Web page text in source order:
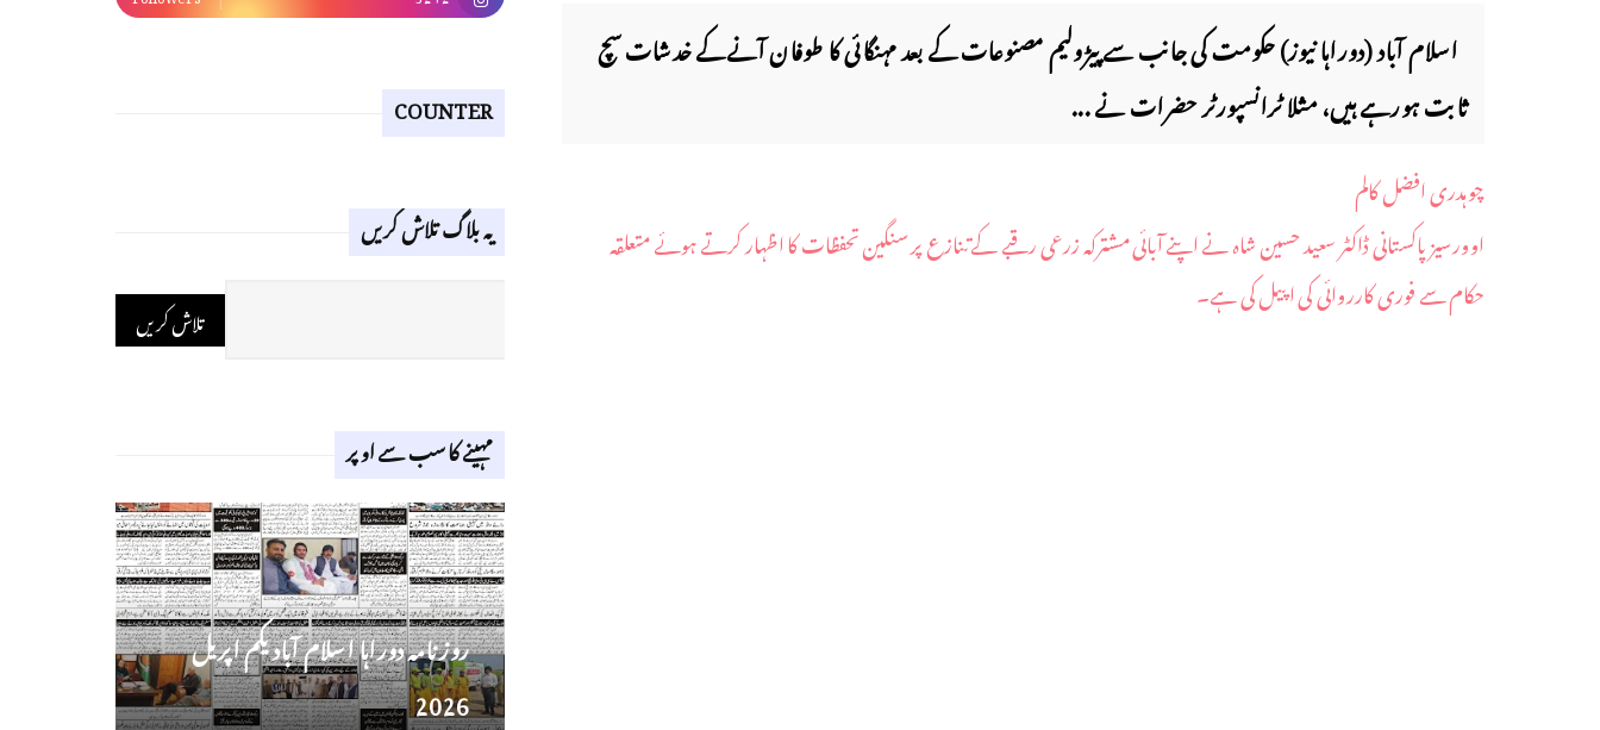
اسلام آباد (دوراہا نیوز) حکومت کی جانب سے پیڑولیم مصنوعات کے بعد مہنگائی کا طوفان آنےکے خدشات سچ
ثابت ہورہے ہیں، مثلا ٹرانسپورٹر حضرات نے ...
چوہدری افضل کالم
اوورسیز پاکستانی ڈاکٹر سعید حسین شاہ نے اپنے آبائی مشترکہ زرعی رقبے کے تنازع پر سنگین تحفظات کا اظہار کرتے ہوئے متعلقہ
حکام سے فوری کارروائی کی اپیل کی ہے۔
COUNTER
یہ بلاگ تلاش کریں
مہینے کا سب سے اوپر
روز نامہ دوراہا اسلام آباد یکم اپریل
2026